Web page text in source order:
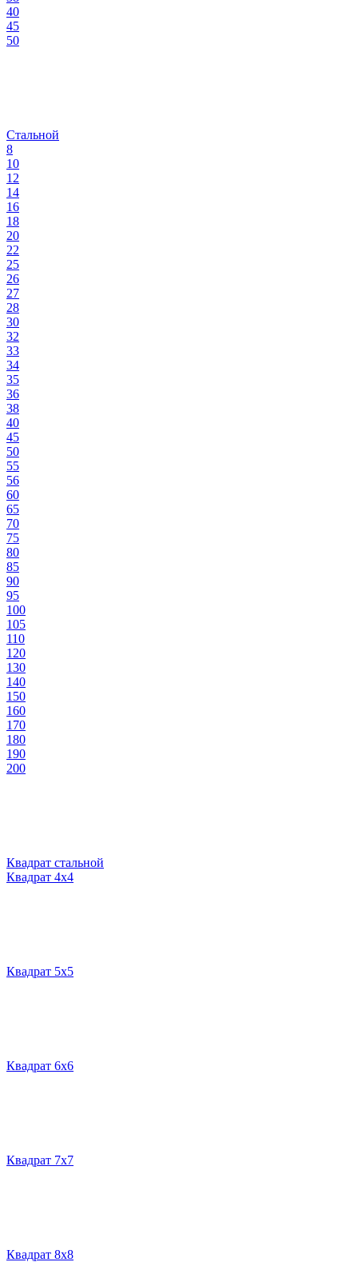
40
45
50
Стальной
8
10
12
14
16
18
20
22
25
26
27
28
30
32
33
34
35
36
38
40
45
50
55
56
60
65
70
75
80
85
90
95
100
105
110
120
130
140
150
160
170
180
190
200
Квадрат стальной
Квадрат 4х4
Квадрат 5х5
Квадрат 6х6
Квадрат 7х7
Квадрат 8х8